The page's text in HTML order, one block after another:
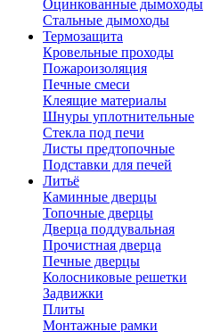
Оцинкованные дымоходы
Стальные дымоходы
Термозащита
Кровельные проходы
Пожароизоляция
Печные смеси
Клеящие материалы
Шнуры уплотнительные
Стекла под печи
Листы предтопочные
Подставки для печей
Литьё
Каминные дверцы
Топочные дверцы
Дверца поддувальная
Прочистная дверца
Печные дверцы
Колосниковые решетки
Задвижки
Плиты
Монтажные рамки